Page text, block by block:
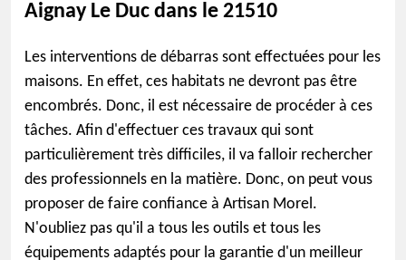
Aignay Le Duc dans le 21510
Les interventions de débarras sont effectuées pour les
maisons. En effet, ces habitats ne devront pas être
encombrés. Donc, il est nécessaire de procéder à ces
tâches. Afin d'effectuer ces travaux qui sont
particulièrement très difficiles, il va falloir rechercher
des professionnels en la matière. Donc, on peut vous
proposer de faire confiance à Artisan Morel.
N'oubliez pas qu'il a tous les outils et tous les
équipements adaptés pour la garantie d'un meilleur